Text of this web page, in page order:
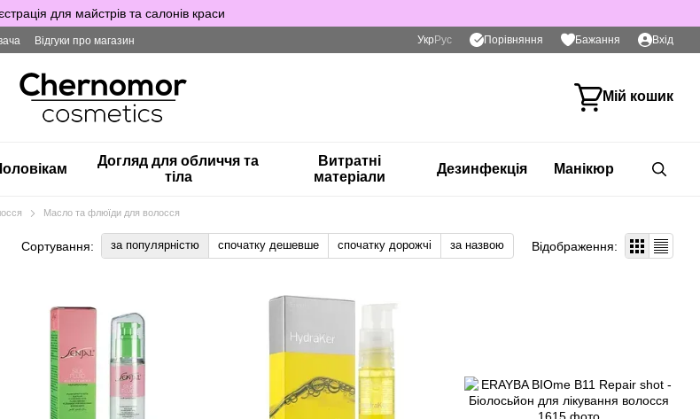
для майстрів та салонів краси
Відгуки про магазин Укр Рус Порівняння Бажання Вхід
Мій кошик
Догляд для обличчя та
тіла
Витратні
матеріали
Дезинфекція Манікюр
Масло та флюїди для волосся
Сортування: за популярністю спочатку дешевше спочатку дорожчі за назвою Відображення: